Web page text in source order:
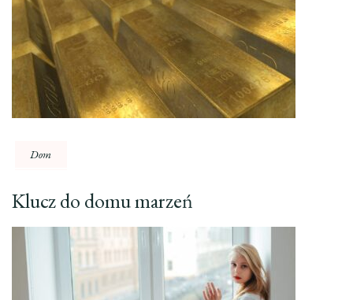
Dom
Klucz do domu marzeń